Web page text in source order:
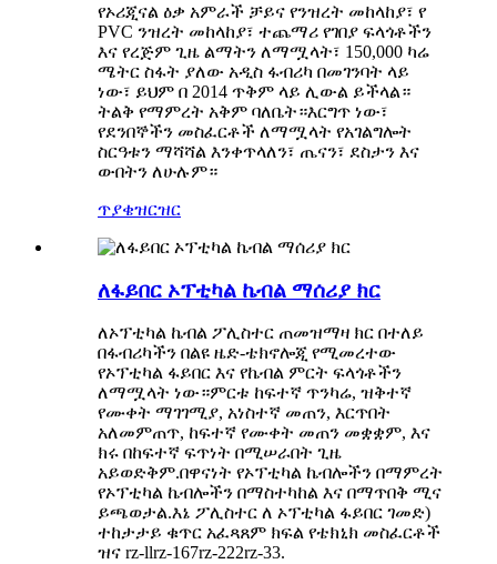
የኦሪጂናል ዕቃ አምራች ቻይና የንዝረት መከላከያ፣ የ
PVC ንዝረት መከላከያ፣ ተጨማሪ የገበያ ፍላጎቶችን
እና የረጅም ጊዜ ልማትን ለማሟላት፣ 150,000 ካሬ
ሜትር ስፋት ያለው አዲስ ፋብሪካ በመገንባት ላይ
ነው፣ ይህም በ 2014 ጥቅም ላይ ሊውል ይችላል።
ትልቅ የማምረት አቅም ባለቤት።እርግጥ ነው፣
የደንበኞችን መስፈርቶች ለማሟላት የአገልግሎት
ስርዓቱን ማሻሻል እንቀጥላለን፣ ጤናን፣ ደስታን እና
ውበትን ለሁሉም።
ጥያቄዝርዝር
ለፋይበር ኦፕቲካል ኬብል ማሰሪያ ክር
ለኦፕቲካል ኬብል ፖሊስተር ጠመዝማዛ ክር በተለይ
በፋብሪካችን በልዩ ዜድ-ቴክኖሎጂ የሚመረተው
የኦፕቲካል ፋይበር እና የኬብል ምርት ፍላጎቶችን
ለማሟላት ነው።ምርቱ ከፍተኛ ጥንካሬ, ዝቅተኛ
የሙቀት ማገገሚያ, አነስተኛ መጠን, እርጥበት
አለመምጠጥ, ከፍተኛ የሙቀት መጠን መቋቋም, እና
ክሩ በከፍተኛ ፍጥነት በሚሠራበት ጊዜ
አይወድቅም.በዋናነት የኦፕቲካል ኬብሎችን በማምረት
የኦፕቲካል ኬብሎችን በማስተካከል እና በማጥበቅ ሚና
ይጫወታል.እኔ ፖሊስተር ለ ኦፕቲካል ፋይበር ገመድ)
ተከታታይ ቁጥር አፈጻጸም ክፍል የቴክኒክ መስፈርቶች
ዝና rz-llrz-167rz-222rz-33.